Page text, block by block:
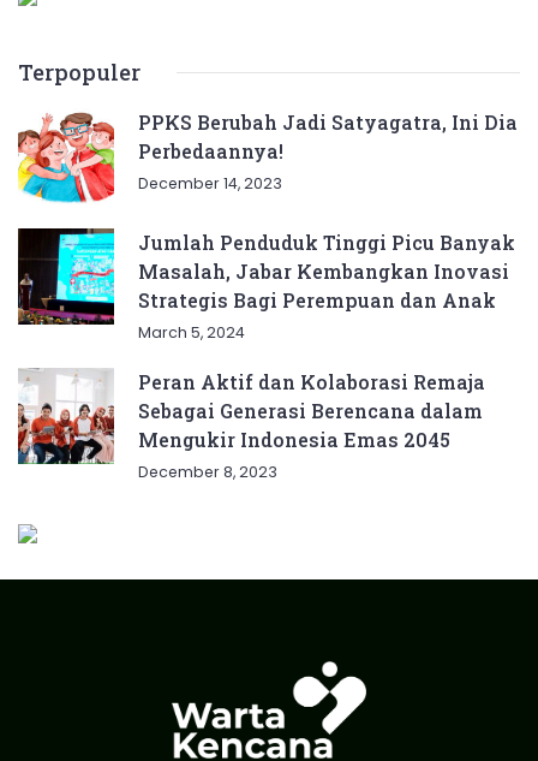
Terpopuler
PPKS Berubah Jadi Satyagatra, Ini Dia
Perbedaannya!
December 14, 2023
Jumlah Penduduk Tinggi Picu Banyak
Masalah, Jabar Kembangkan Inovasi
Strategis Bagi Perempuan dan Anak
March 5, 2024
Peran Aktif dan Kolaborasi Remaja
Sebagai Generasi Berencana dalam
Mengukir Indonesia Emas 2045
December 8, 2023